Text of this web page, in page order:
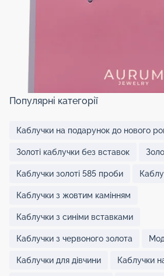
Популярні категорії
Каблучки на подарунок до нового
Золоті каблучки без вставок
Каблучки золоті 585 проби
Каблучки з жовтим камінням
Каблучки з синіми вставками
Каблучки з червоного золота
Каблучки для дівчини Каблучки